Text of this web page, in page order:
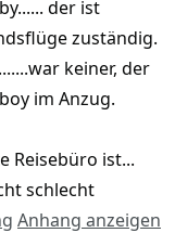
der ist
zuständig.
keiner, der
im Anzug.
Reisebüro ist...
schlecht
Anhang anzeigen